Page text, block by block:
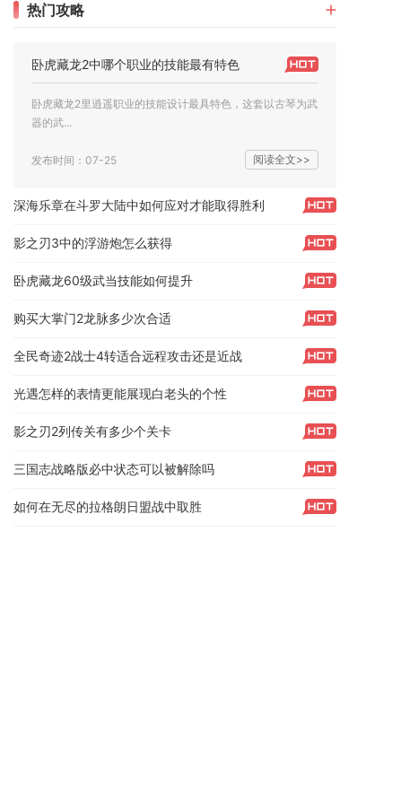
热门攻略
卧虎藏龙2中哪个职业的技能最有特色
卧虎藏龙2里逍遥职业的技能设计最具特色，这套以古琴为武
器的武...
发布时间：07-25 阅读全文>>
深海乐章在斗罗大陆中如何应对才能取得胜利
影之刃3中的浮游炮怎么获得
卧虎藏龙60级武当技能如何提升
购买大掌门2龙脉多少次合适
全民奇迹2战士4转适合远程攻击还是近战
光遇怎样的表情更能展现白老头的个性
影之刃2列传关有多少个关卡
三国志战略版必中状态可以被解除吗
如何在无尽的拉格朗日盟战中取胜